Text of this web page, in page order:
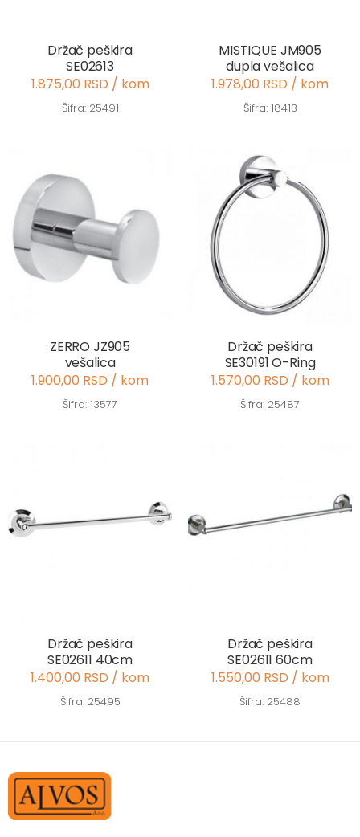
Držač peškira
SE02613
1.875,00 RSD / kom
Šifra: 25491
MISTIQUE JM905
dupla vešalica
1.978,00 RSD / kom
Šifra: 18413
ZERRO JZ905
vešalica
1.900,00 RSD / kom
Šifra: 13577
Držač peškira
SE30191 O-Ring
1.570,00 RSD / kom
Šifra: 25487
Držač peškira
SE02611 40cm
1.400,00 RSD / kom
Šifra: 25495
Držač peškira
SE02611 60cm
1.550,00 RSD / kom
Šifra: 25488